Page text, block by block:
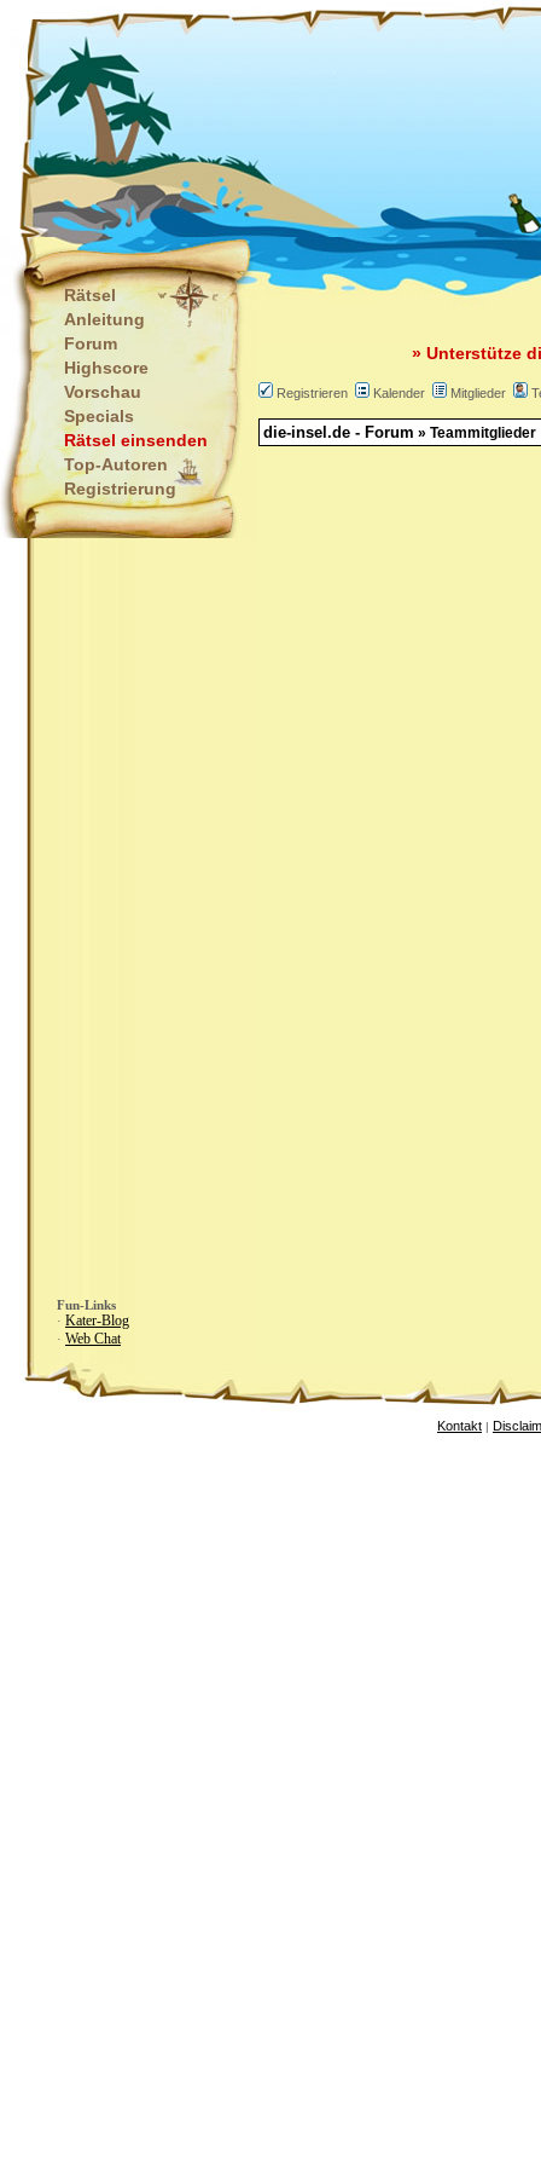
Rätsel
Anleitung
Forum
Highscore
Vorschau
Specials
Rätsel einsenden
Top-Autoren
Registrierung
Fun-Links
· Kater-Blog
· Web Chat
» Unterstütze
Registrieren Kalender Mitglieder
die-insel.de - Forum » Teammitglieder
Kontakt |